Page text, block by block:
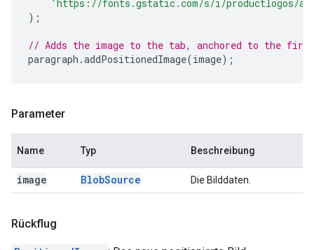
'https://fonts.gstatic.com/s/i/productlogos/
);
// Adds the image to the tab, anchored to the first
paragraph .addPositionedImage(image);
Parameter
Name Typ Beschreibung
image BlobSource Die Bilddaten.
Rückflug